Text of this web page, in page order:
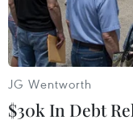
Cup.
JG Wentworth
$30k In Debt